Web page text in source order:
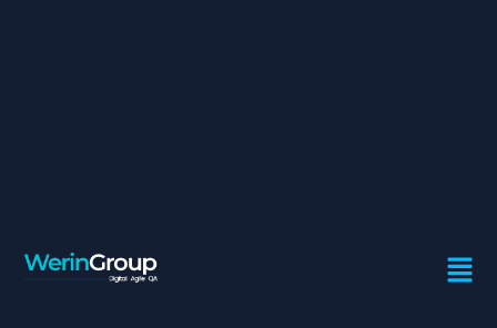
Contrat:Freelance